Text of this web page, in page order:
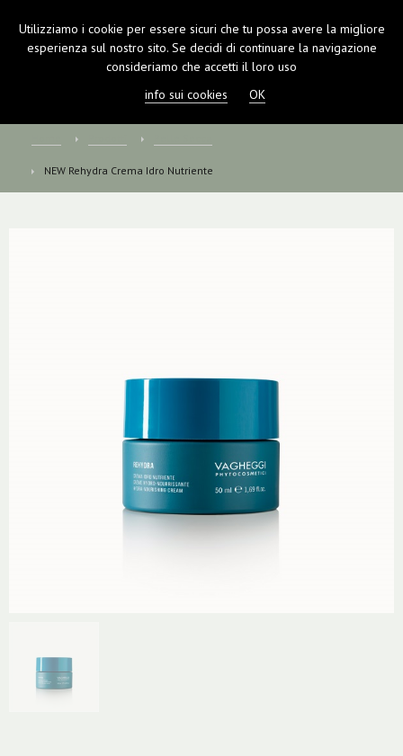
NEW Rehydra Crema Idro Nutriente
Utilizziamo i cookie per essere sicuri che tu possa avere la migliore
esperienza sul nostro sito. Se decidi di continuare la navigazione
consideriamo che accetti il loro uso
info sui cookies
OK